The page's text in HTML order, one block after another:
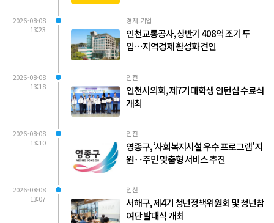
2026-08-08
13:23
경제.기업
인천교통공사, 상반기 408억 조기 투
입…지역경제 활성화 견인
2026-08-08
13:18
인천
인천시의회, 제7기 대학생 인턴십 수료식
개최
2026-08-08
13:10
인천
영종구, ‘사회복지시설 우수 프로그램’ 지
원‥주민 맞춤형 서비스 추진
2026-08-08
13:07
인천
서해구, 제4기 청년정책위원회 및 청년참
여단 발대식 개최